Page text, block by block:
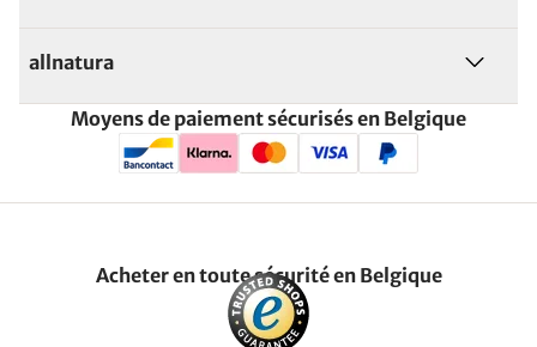
allnatura
Moyens de paiement sécurisés en Belgique
Acheter en toute sécurité en Belgique